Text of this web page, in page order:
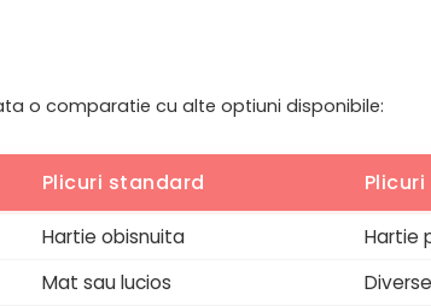
o comparatie cu alte optiuni disponibile:
Plicuri standard
Hartie obisnuita
Hartie
Mat sau lucios